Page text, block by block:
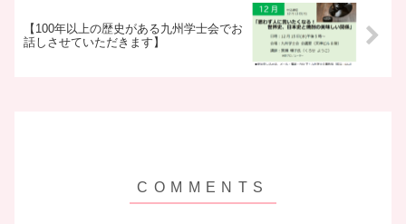
【100年以上の歴史がある九州学士会でお
話しさせていただきます】